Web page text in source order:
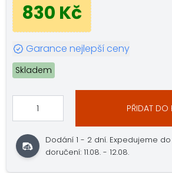
830 Kč
Garance nejlepší ceny
Skladem
PŘIDAT DO
Dodání 1 - 2 dní. Expedujeme
doručení: 11.08. - 12.08.